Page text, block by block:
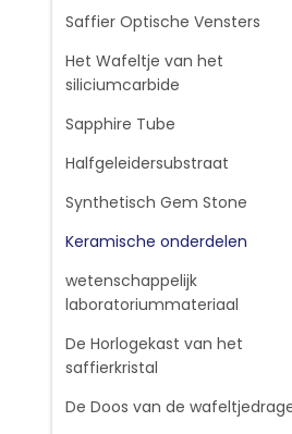
Saffier Optische Vensters
Het Wafeltje van het
siliciumcarbide
Sapphire Tube
Halfgeleidersubstraat
Synthetisch Gem Stone
Keramische onderdelen
wetenschappelijk
laboratoriummateriaal
De Horlogekast van het
saffierkristal
De Doos van de